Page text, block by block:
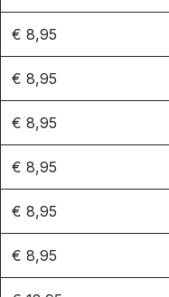
€ 8,95
€ 8,95
€ 8,95
€ 8,95
€ 8,95
€ 8,95